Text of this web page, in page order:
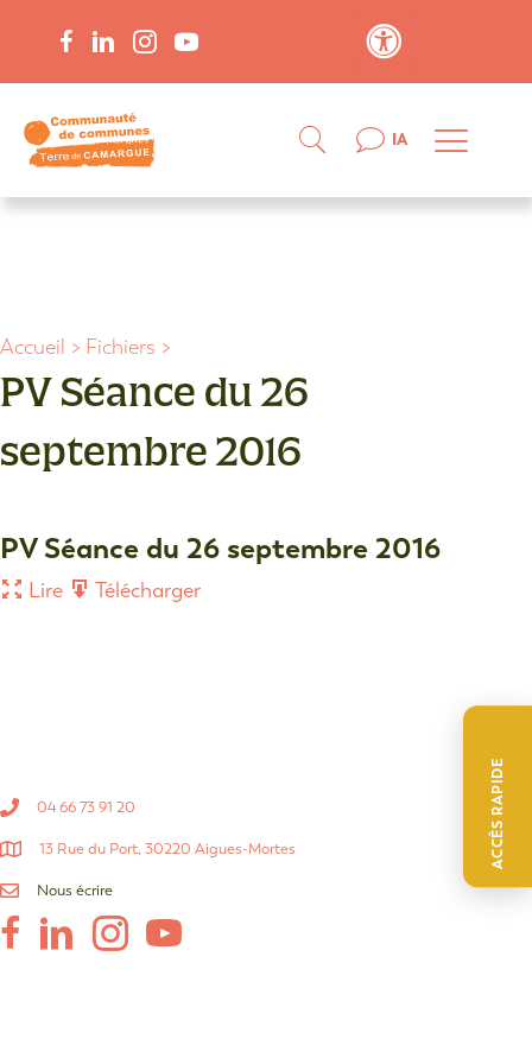
ACCÈS RAPIDE
IA
Accueil > Fichiers >
PV Séance du 26
septembre 2016
PV Séance du 26 septembre 2016
Lire Télécharger
04 66 73 91 20
13 Rue du Port, 30220 Aigues-Mortes
Nous écrire